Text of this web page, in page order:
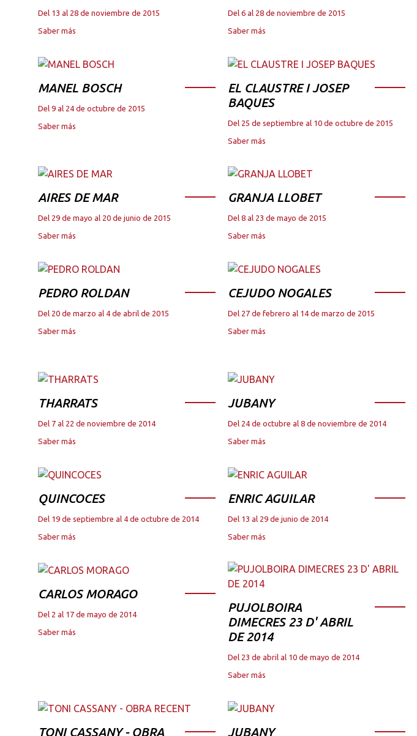
Del 13 al 28 de noviembre de 2015
Saber más
Del 6 al 28 de noviembre de 2015
Saber más
MANEL BOSCH
Del 9 al 24 de octubre de 2015
Saber más
EL CLAUSTRE I JOSEP
BAQUES
Del 25 de septiembre al 10 de octubre de 2015
Saber más
AIRES DE MAR
Del 29 de mayo al 20 de junio de 2015
Saber más
GRANJA LLOBET
Del 8 al 23 de mayo de 2015
Saber más
PEDRO ROLDAN
Del 20 de marzo al 4 de abril de 2015
Saber más
CEJUDO NOGALES
Del 27 de febrero al 14 de marzo de 2015
Saber más
THARRATS
Del 7 al 22 de noviembre de 2014
Saber más
JUBANY
Del 24 de octubre al 8 de noviembre de 2014
Saber más
QUINCOCES
Del 19 de septiembre al 4 de octubre de 2014
Saber más
ENRIC AGUILAR
Del 13 al 29 de junio de 2014
Saber más
CARLOS MORAGO
Del 2 al 17 de mayo de 2014
Saber más
PUJOLBOIRA
DIMECRES 23 D' ABRIL
DE 2014
Del 23 de abril al 10 de mayo de 2014
Saber más
TONI CASSANY - OBRA JUBANY